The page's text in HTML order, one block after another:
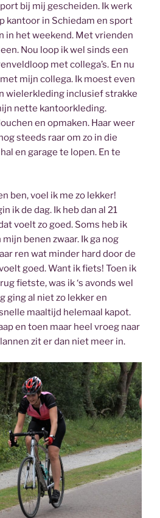
bij mij gescheiden. Ik werk
kantoor in Schiedam en sport
in het weekend. Met vrienden
Nou loop ik wel sinds een
met collega’s. En nu
mijn collega. Ik moest even
wielerkleding inclusief strakke
nette kantoorkleding.
en opmaken. Haar weer
steeds raar om zo in die
en garage te lopen. En te
ben, voel ik me zo lekker!
ik de dag. Ik heb dan al 21
voelt zo goed. Soms heb ik
benen zwaar. Ik ga nog
ren wat minder hard door de
goed. Want ik fiets! Toen ik
fietste, was ik ‘s avonds wel
ging al niet zo lekker en
maaltijd helemaal kapot.
en toen maar heel vroeg naar
zit er dan niet meer in.